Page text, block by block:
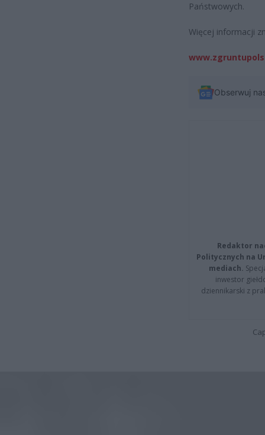
Państwowych.
Więcej informacji
Obserwuj
Redaktor
Politycznych na
mediach.
inwestor
dziennikarski z